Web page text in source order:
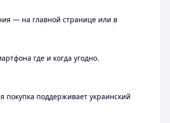
— на главной странице или в
где и когда угодно.
поддерживает украинский